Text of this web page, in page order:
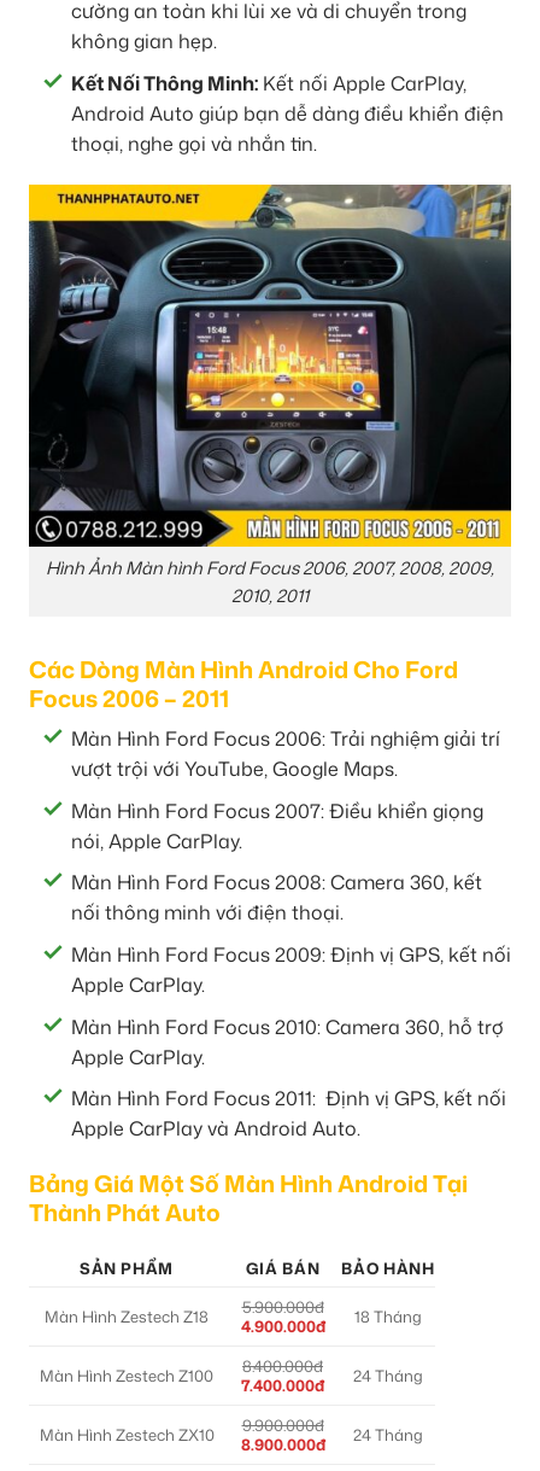
cường an toàn khi lùi xe và di chuyển trong
không gian hẹp.
Kết Nối Thông Minh: Kết nối Apple CarPlay,
Android Auto giúp bạn dễ dàng điều khiển điện
thoại, nghe gọi và nhắn tin.
Hình Ảnh Màn hình Ford Focus 2006, 2007, 2008, 2009,
2010, 2011
Các Dòng Màn Hình Android Cho Ford
Focus 2006 – 2011
Màn Hình Ford Focus 2006: Trải nghiệm giải trí
vượt trội với YouTube, Google Maps.
Màn Hình Ford Focus 2007: Điều khiển giọng
nói, Apple CarPlay.
Màn Hình Ford Focus 2008: Camera 360, kết
nối thông minh với điện thoại.
Màn Hình Ford Focus 2009: Định vị GPS, kết nối
Apple CarPlay.
Màn Hình Ford Focus 2010: Camera 360, hỗ trợ
Apple CarPlay.
Màn Hình Ford Focus 2011: Định vị GPS, kết nối
Apple CarPlay và Android Auto.
Bảng Giá Một Số Màn Hình Android Tại
Thành Phát Auto
SẢN PHẨM GIÁ BÁN BẢO HÀNH
Màn Hình Zestech Z18
5.900.000đ
4.900.000đ
18 Tháng
Màn Hình Zestech Z100
8.400.000đ
7.400.000đ
24 Tháng
Màn Hình Zestech ZX10
9.900.000đ
8.900.000đ
24 Tháng